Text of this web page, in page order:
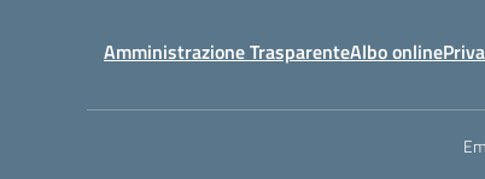
Amministrazione TrasparenteAlbo online